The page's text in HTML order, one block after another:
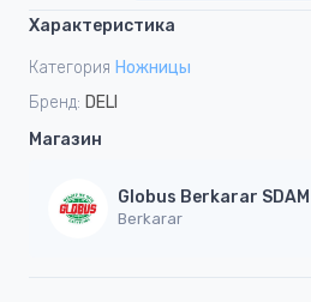
Характеристика
Категория Ножницы
Бренд: DELI
Магазин
Globus Berkarar SDAM
Berkarar